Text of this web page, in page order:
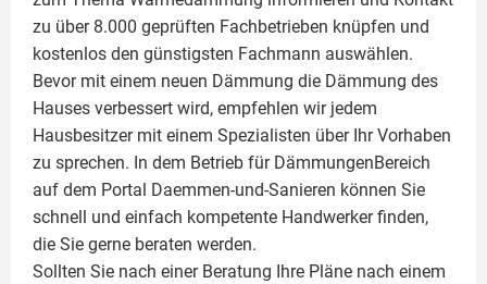
zu über 8.000 geprüften Fachbetrieben knüpfen und
kostenlos den günstigsten Fachmann auswählen.
Bevor mit einem neuen Dämmung die Dämmung des
Hauses verbessert wird, empfehlen wir jedem
Hausbesitzer mit einem Spezialisten über Ihr Vorhaben
zu sprechen. In dem Betrieb für DämmungenBereich
auf dem Portal Daemmen-und-Sanieren können Sie
schnell und einfach kompetente Handwerker finden,
die Sie gerne beraten werden.
Sollten Sie nach einer Beratung Ihre Pläne nach einem